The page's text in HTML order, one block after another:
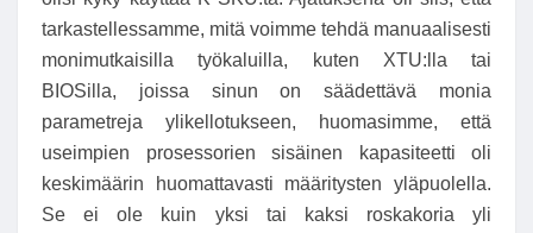
tarkastellessamme, mitä voimme tehdä manuaalisesti
monimutkaisilla työkaluilla, kuten XTU:lla tai
BIOSilla, joissa sinun on säädettävä monia
parametreja ylikellotukseen, huomasimme, että
useimpien prosessorien sisäinen kapasiteetti oli
keskimäärin huomattavasti määritysten yläpuolella.
Se ei ole kuin yksi tai kaksi roskakoria yli